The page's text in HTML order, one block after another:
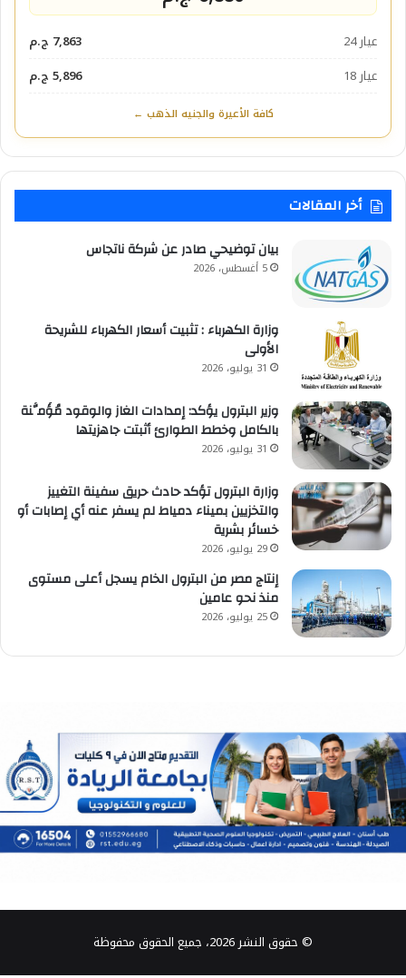
عيار 24
7,863 ج.م
عيار 18
5,896 ج.م
كافة الأعيرة والجنيه الذهب ←
أخر المقالات
بيان توضيحي صادر عن شركة ناتجاس
5 أغسطس، 2026
وزارة الكهرباء : تثبيت أسعار الكهرباء للشريحة
الأولى
31 يوليو، 2026
وزير البترول يؤكد: إمدادات الغاز والوقود مُؤَمَّنة
بالكامل وخطط الطوارئ أثبتت جاهزيتها
31 يوليو، 2026
وزارة البترول تؤكد حادث حريق سفينة التغييز
والتخزيين بميناء دمياط لم يسفر عنه أي إصابات أو
خسائر بشرية
29 يوليو، 2026
إنتاج مصر من البترول الخام يسجل أعلى مستوى
منذ نحو عامين
25 يوليو، 2026
© حقوق النشر 2026، جميع الحقوق محفوظة